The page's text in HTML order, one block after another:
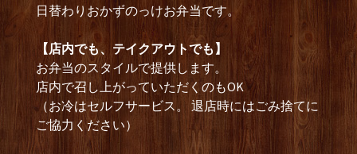
日替わりおかずのっけお弁当です。
【店内でも、テイクアウトでも】
お弁当のスタイルで提供します。
店内で召し上がっていただくのもOK
（お冷はセルフサービス。 退店時にはごみ捨てに
ご協力ください）